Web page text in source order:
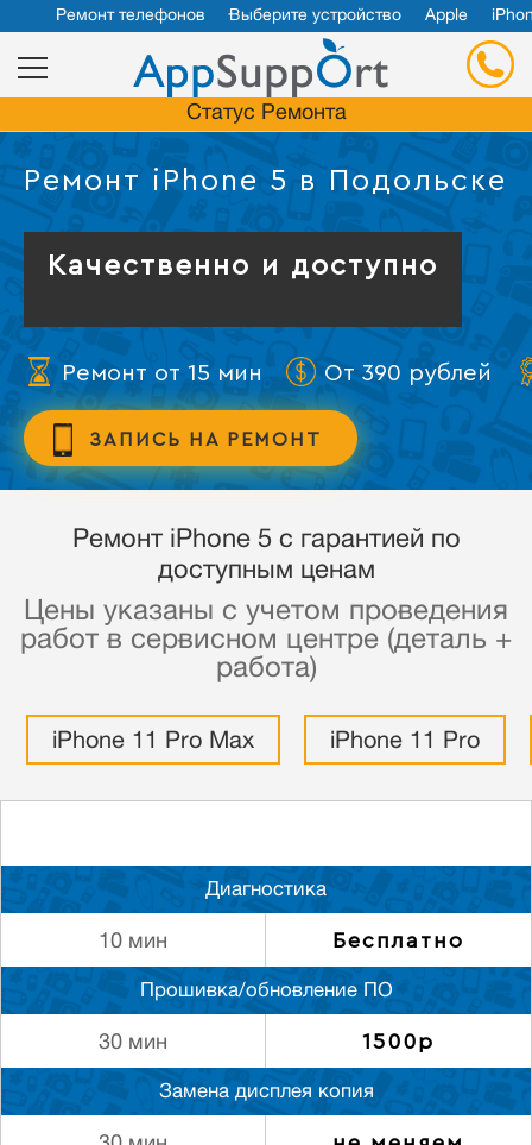
Ремонт телефонов Выберите устройство Apple
Статус Ремонта
Ремонт iPhone 5 в Подольске
Качественно и доступно
Ремонт от 15 мин От 390 рублей
ЗАПИСЬ НА РЕМОНТ
Ремонт iPhone 5 с гарантией по
доступным ценам
Цены указаны с учетом проведения
работ в сервисном центре (деталь +
работа)
iPhone 11 Pro Max iPhone 11 Pro
Диагностика
10 мин Бесплатно
Прошивка/обновление ПО
30 мин 1500р
Замена дисплея копия